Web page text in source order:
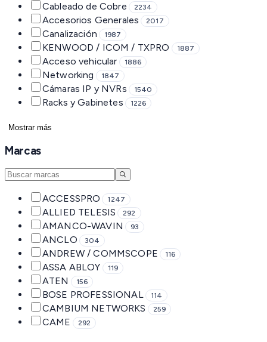
Cableado de Cobre 2234
Accesorios Generales 2017
Canalización 1987
KENWOOD / ICOM / TXPRO 1887
Acceso vehicular 1886
Networking 1847
Cámaras IP y NVRs 1540
Racks y Gabinetes 1226
Mostrar más
Marcas
ACCESSPRO 1247
ALLIED TELESIS 292
AMANCO-WAVIN 93
ANCLO 304
ANDREW / COMMSCOPE 116
ASSA ABLOY 119
ATEN 156
BOSE PROFESSIONAL 114
CAMBIUM NETWORKS 259
CAME 292